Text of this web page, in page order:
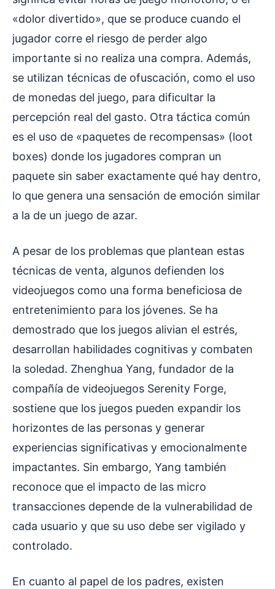
«dolor divertido», que se produce cuando el
jugador corre el riesgo de perder algo
importante si no realiza una compra. Además,
se utilizan técnicas de ofuscación, como el uso
de monedas del juego, para dificultar la
percepción real del gasto. Otra táctica común
es el uso de «paquetes de recompensas» (loot
boxes) donde los jugadores compran un
paquete sin saber exactamente qué hay dentro,
lo que genera una sensación de emoción similar
a la de un juego de azar.
A pesar de los problemas que plantean estas
técnicas de venta, algunos defienden los
videojuegos como una forma beneficiosa de
entretenimiento para los jóvenes. Se ha
demostrado que los juegos alivian el estrés,
desarrollan habilidades cognitivas y combaten
la soledad. Zhenghua Yang, fundador de la
compañía de videojuegos Serenity Forge,
sostiene que los juegos pueden expandir los
horizontes de las personas y generar
experiencias significativas y emocionalmente
impactantes. Sin embargo, Yang también
reconoce que el impacto de las micro
transacciones depende de la vulnerabilidad de
cada usuario y que su uso debe ser vigilado y
controlado.
En cuanto al papel de los padres, existen